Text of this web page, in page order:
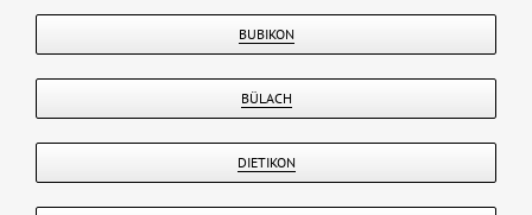
BUBIKON
BÜLACH
DIETIKON